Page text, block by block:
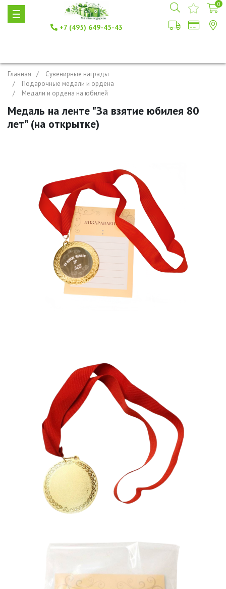
+7 (495) 649-45-43
0
Главная
Сувенирные награды
Подарочные медали и ордена
Медали и ордена на юбилей
Медаль на ленте "За взятие юбилея 80
лет" (на открытке)